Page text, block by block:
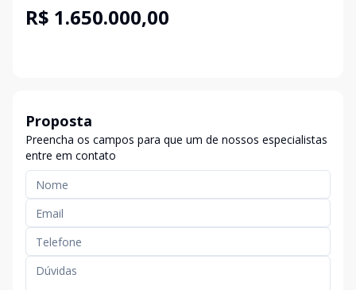
R$ 1.650.000,00
Proposta
Preencha os campos para que um de nossos especialistas
entre em contato